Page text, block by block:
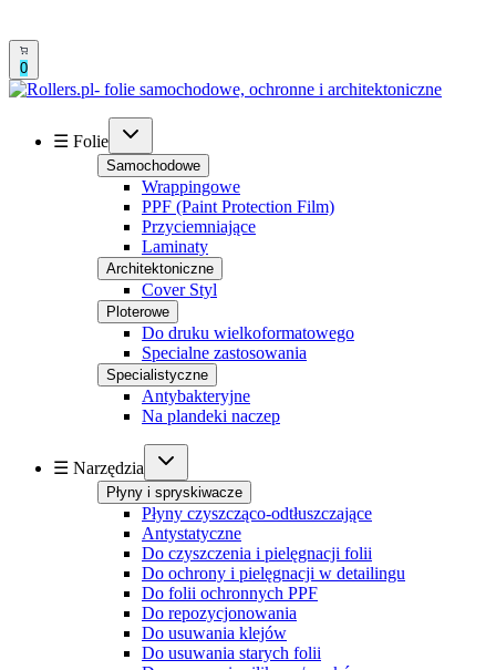
0
☰ Folie
Samochodowe
Wrappingowe
PPF (Paint Protection Film)
Przyciemniające
Laminaty
Architektoniczne
Cover Styl
Ploterowe
Do druku wielkoformatowego
Specialne zastosowania
Specialistyczne
Antybakteryjne
Na plandeki naczep
☰ Narzędzia
Płyny i spryskiwacze
Płyny czyszcząco-odtłuszczające
Antystatyczne
Do czyszczenia i pielęgnacji folii
Do ochrony i pielęgnacji w detailingu
Do folii ochronnych PPF
Do repozycjonowania
Do usuwania klejów
Do usuwania starych folii